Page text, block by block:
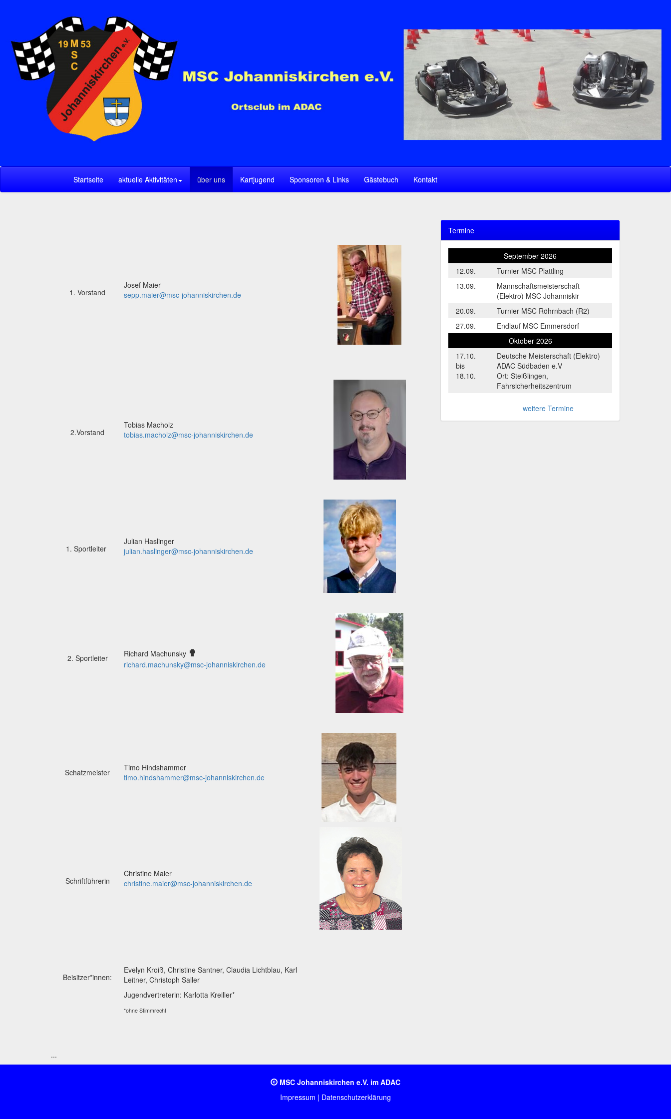
Startseite aktuelle Aktivitäten über uns Kartjugend Sponsoren & Links Gästebuch Kontakt
1. Vorstand
Josef Maier
sepp.maier@msc-johanniskirchen.de
2.Vorstand
Tobias Macholz
tobias.macholz@msc-johanniskirchen.de
1. Sportleiter
Julian Haslinger
julian.haslinger@msc-johanniskirchen.de
2. Sportleiter Richard Machunsky ✟
richard.machunsky@msc-johanniskirchen.de
Schatzmeister
Timo Hindshammer
timo.hindshammer@msc-johanniskirchen.de
Schriftführerin
Christine Maier
christine.maier@msc-johanniskirchen.de
Beisitzer*innen:
Evelyn Kroiß, Christine Santner, Claudia Lichtblau, Karl
Leitner, Christoph Saller
Jugendvertreterin: Karlotta Kreiller*
*ohne Stimmrecht
...
Termine
September 2026
12.09.
Turnier MSC Plattling
13.09.
Mannschaftsmeisterschaft
(Elektro) MSC Johanniskir
20.09.
Turnier MSC Röhrnbach (R2)
27.09.
Endlauf MSC Emmersdorf
Oktober 2026
17.10.
bis
18.10.
Deutsche Meisterschaft (Elektro)
ADAC Südbaden e.V
Ort: Steißlingen,
Fahrsicherheitszentrum
weitere Termine
MSC Johanniskirchen e.V. im ADAC
Impressum | Datenschutzerklärung